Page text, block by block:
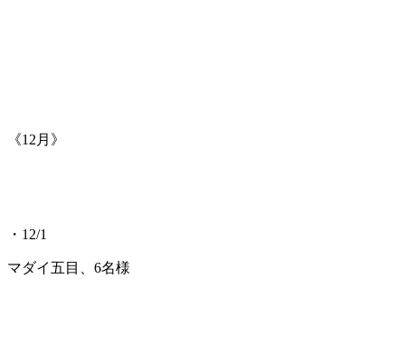
《12月》
・12/1
マダイ五目、6名様